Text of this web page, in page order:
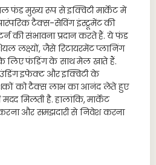
फंड मुख्य रूप से इक्विटी मार्केट में
टैक्स-सेविंग इंस्ट्रूमेंट की
की संभावना प्रदान करते हैं. ये फंड
लक्ष्यों, जैसे रिटायरमेंट प्लानिंग
के लिए फंडिंग के साथ मेल खाते हैं.
इफेक्ट और इक्विटी के
को टैक्स लाभ का आनंद लेते हुए
मिलती है. हालांकि, मार्केट
करना और समझदारी से निवेश करना